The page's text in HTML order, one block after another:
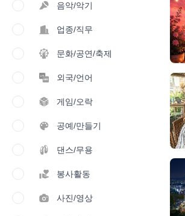
음악/악기
업종/직무
문화/공연/축제
외국/언어
게임/오락
공예/만들기
댄스/무용
봉사활동
사진/영상